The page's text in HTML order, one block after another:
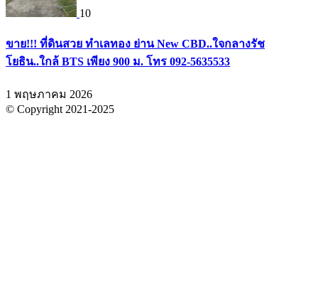
10
ขาย!!! ที่ดินสวย ทำเลทอง ย่าน New CBD..ใจกลางรัช
โยธิน..ใกล้ BTS เพียง 900 ม. โทร 092-5635533
1 พฤษภาคม 2026
© Copyright 2021-2025